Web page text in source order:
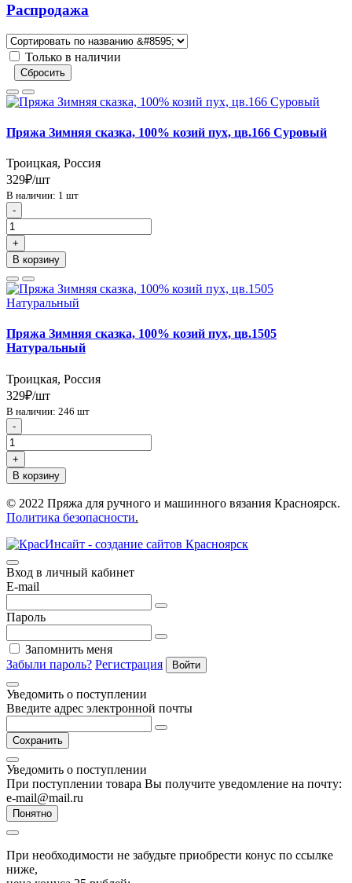
Распродажа
Только в наличии
Сбросить
Пряжа Зимняя сказка, 100% козий пух, цв.166 Суровый
Троицкая, Россия
329₽/шт
В наличии: 1 шт
-
+
В корзину
Пряжа Зимняя сказка, 100% козий пух, цв.1505
Натуральный
Троицкая, Россия
329₽/шт
В наличии: 246 шт
-
+
В корзину
© 2022 Пряжа для ручного и машинного вязания Красноярск.
Политика безопасности.
Вход в личный кабинет
E-mail
Пароль
Запомнить меня
Забыли пароль? Регистрация Войти
Уведомить о поступлении
Введите адрес электронной почты
Сохранить
Уведомить о поступлении
При поступлении товара Вы получите уведомление на почту:
e-mail@mail.ru
Понятно
При необходимости не забудьте приобрести конус по ссылке
ниже,